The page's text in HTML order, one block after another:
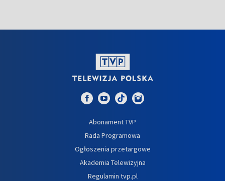
Abonament TVP
Rada Programowa
Ogłoszenia przetargowe
Akademia Telewizyjna
Regulamin tvp.pl